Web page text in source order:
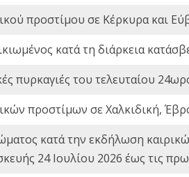
προστίμου σε Κέρκυρα και
κατά τη διάρκεια
πυρκαγιές του τελευταίου
προστίμων σε Χαλκιδική,
κατά την εκδήλωση
24 Ιουλίου 2026 έως τις